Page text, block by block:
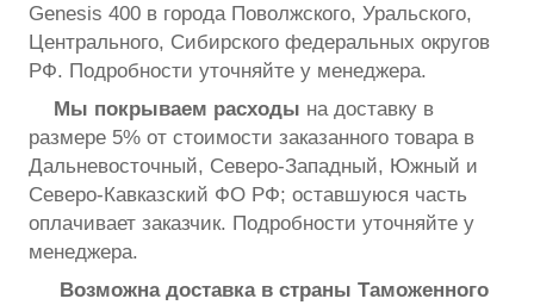
Genesis 400 в города Поволжского, Уральского,
Центрального, Сибирского федеральных округов
РФ. Подробности уточняйте у менеджера.
Мы покрываем расходы на доставку в
размере 5% от стоимости заказанного товара в
Дальневосточный, Северо-Западный, Южный и
Северо-Кавказский ФО РФ; оставшуюся часть
оплачивает заказчик. Подробности уточняйте у
менеджера.
Возможна доставка в страны Таможенного